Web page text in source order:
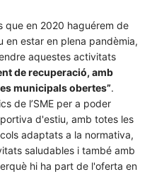
que en 2020 haguérem de
en estar en plena pandèmia,
aquestes activitats
de recuperació, amb
municipals obertes”.
de l’SME per a poder
d'estiu, amb totes les
adaptats a la normativa,
saludables i també amb
hi ha part de l'oferta en